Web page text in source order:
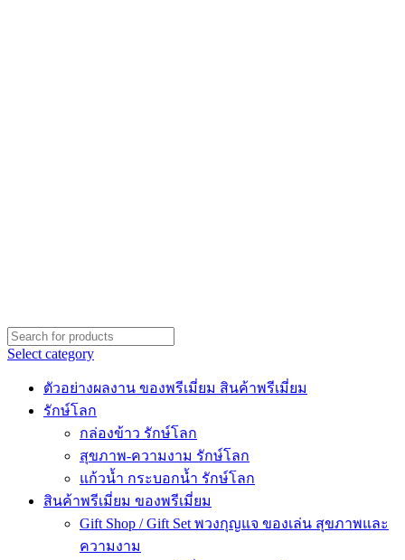
Select category
ตัวอย่างผลงาน ของพรีเมี่ยม สินค้าพรีเมี่ยม
รักษ์โลก
กล่องข้าว รักษ์โลก
สุขภาพ-ความงาม รักษ์โลก
แก้วน้ำ กระบอกน้ำ รักษ์โลก
สินค้าพรีเมี่ยม ของพรีเมี่ยม
Gift Shop / Gift Set พวงกุญแจ ของเล่น สุขภาพและ
ความงาม